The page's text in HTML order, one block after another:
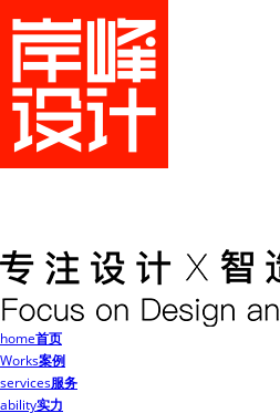
home首页
Works案例
services服务
ability实力